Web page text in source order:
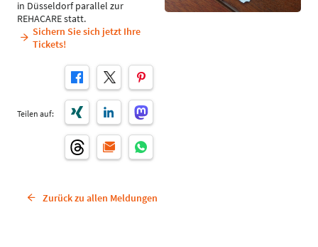
in Düsseldorf parallel zur
REHACARE statt.
Sichern Sie sich jetzt Ihre
Tickets!
Teilen auf:
Zurück zu allen Meldungen